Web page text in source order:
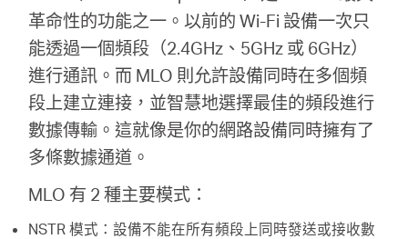
革命性的功能之一。以前的 Wi-Fi 設備一次只
能透過一個頻段（2.4GHz、5GHz 或 6GHz）
進行通訊。而 MLO 則允許設備同時在多個頻
段上建立連接，並智慧地選擇最佳的頻段進行
數據傳輸。這就像是你的網路設備同時擁有了
多條數據通道。
MLO 有 2 種主要模式：
NSTR 模式：設備不能在所有頻段上同時發送或接收數